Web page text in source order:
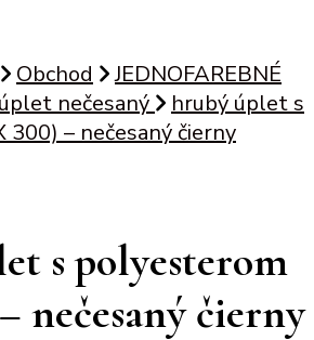
Obchod
JEDNOFAREBNÉ
nečesaný
hrubý úplet s
300) – nečesaný čierny
s polyesterom
nečesaný čierny